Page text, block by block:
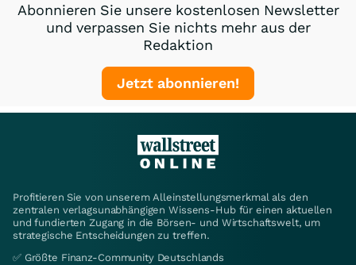
Abonnieren Sie unsere kostenlosen Newsletter
und verpassen Sie nichts mehr aus der
Redaktion
Jetzt abonnieren!
Profitieren Sie von unserem Alleinstellungsmerkmal als den
zentralen verlagsunabhängigen Wissens-Hub für einen aktuellen
und fundierten Zugang in die Börsen- und Wirtschaftswelt, um
strategische Entscheidungen zu treffen.
✅ Größte Finanz-Community Deutschlands